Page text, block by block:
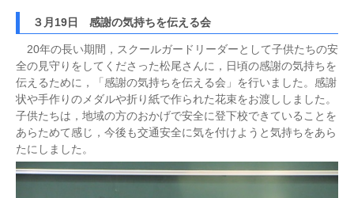
３月19日 感謝の気持ちを伝える会
20年の長い期間，スクールガードリーダーとして子供たちの安
全の見守りをしてくださった松尾さんに，日頃の感謝の気持ちを
伝えるために，「感謝の気持ちを伝える会」を行いました。感謝
状や手作りのメダルや折り紙で作られた花束をお渡ししました。
子供たちは，地域の方のおかげで安全に登下校できていることを
あらためて感じ，今後も交通安全に気を付けようと気持ちをあら
たにしました。